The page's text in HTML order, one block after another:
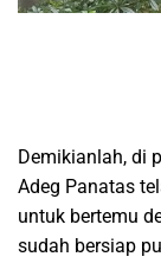
Demikianlah, di
Adeg Panatas
untuk bertemu
sudah bersiap